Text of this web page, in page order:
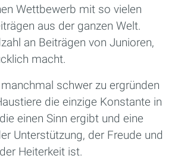
Wettbewerb mit so vielen
aus der ganzen Welt.
an Beiträgen von Junioren,
macht.
schwer zu ergründen
die einzige Konstante in
einen Sinn ergibt und eine
Unterstützung, der Freude und
Heiterkeit ist.